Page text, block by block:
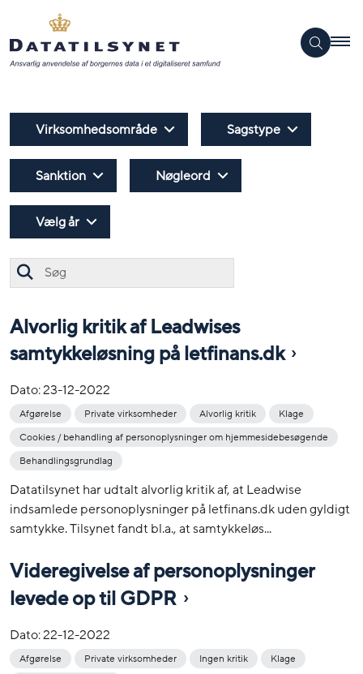
Virksomhedsområde Sagstype
Sanktion Nøgleord
Vælg år
Alvorlig kritik af Leadwises
samtykkeløsning på letfinans.dk
Dato:23-12-2022
Afgørelse Private virksomheder Alvorlig kritik
Klage
Cookies / behandling af personoplysninger om hjemmesidebesøgende
Behandlingsgrundlag
Datatilsynet har udtalt alvorlig kritik af, at Leadwise
indsamlede personoplysninger på letfinans.dk uden gyldigt
samtykke. Tilsynet fandt bl.a., at samtykkeløs...
Videregivelse af personoplysninger
levede op til GDPR
Dato:22-12-2022
Afgørelse Private virksomheder Ingen kritik
Klage